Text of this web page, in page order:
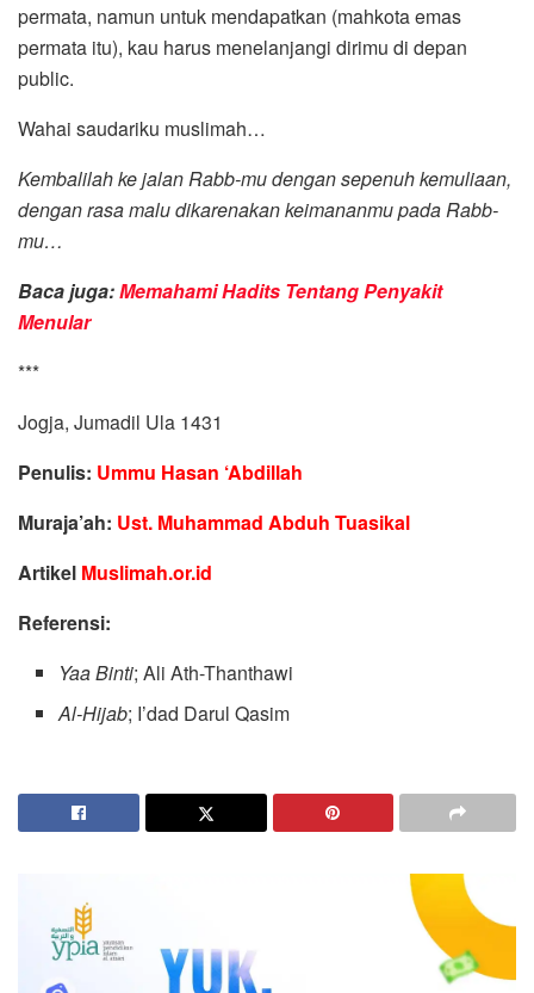
permata, namun untuk mendapatkan (mahkota emas
permata itu), kau harus menelanjangi dirimu di depan
public.
Wahai saudariku muslimah…
Kembalilah ke jalan Rabb-mu dengan sepenuh kemuliaan,
dengan rasa malu dikarenakan keimananmu pada Rabb-
mu…
Baca juga:Memahami Hadits Tentang Penyakit
Menular
***
Jogja, Jumadil Ula 1431
Penulis: Ummu Hasan ‘Abdillah
Muraja’ah: Ust. Muhammad Abduh Tuasikal
Artikel Muslimah.or.id
Referensi:
Yaa Binti; Ali Ath-Thanthawi
Al-Hijab; I’dad Darul Qasim